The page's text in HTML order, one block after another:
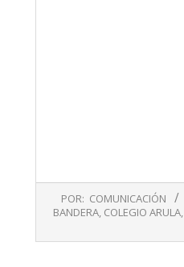
06-
POR: COMUNICACIÓN
BANDERA, COLEGIO ARULA,